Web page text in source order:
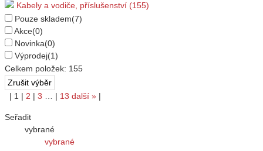
Kabely a vodiče, příslušenství (155)
Pouze skladem(7)
Akce(0)
Novinka(0)
Výprodej(1)
Celkem položek: 155
| 1 | 2 | 3 … | 13 další » |
Seřadit
vybrané
vybrané